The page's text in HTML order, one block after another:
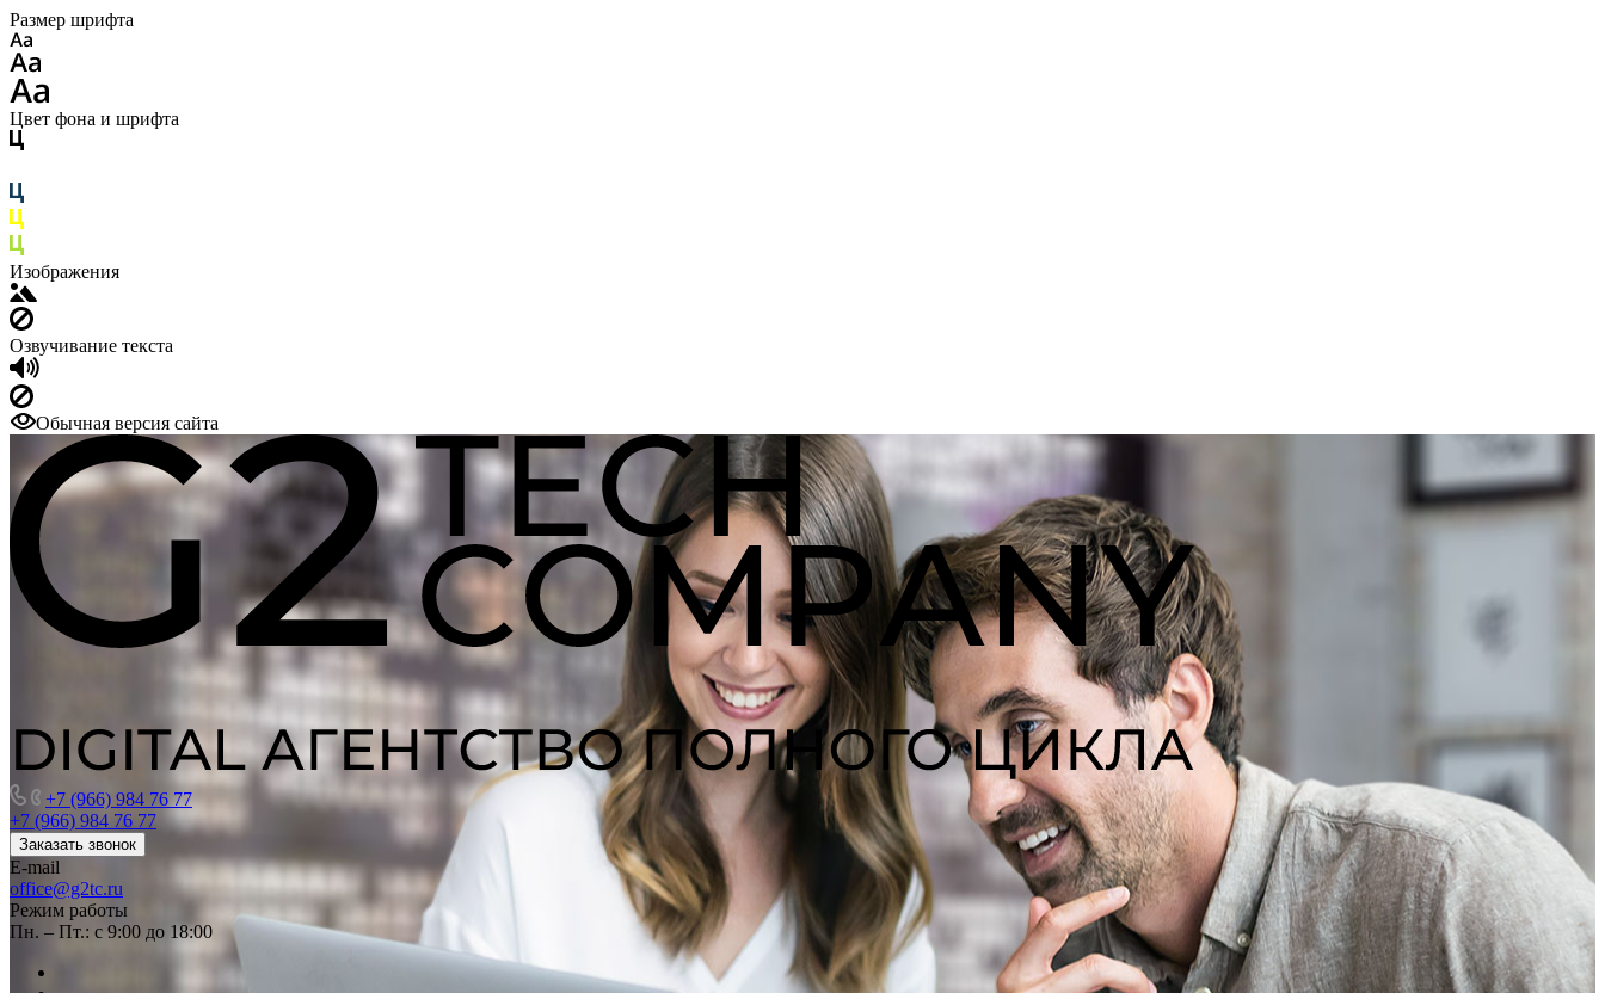
Размер шрифта
Цвет фона и шрифта
Изображения
Озвучивание текста
Обычная версия сайта
+7 (966) 984 76 77
+7 (966) 984 76 77
Заказать звонок
E-mail
office@g2tc.ru
Режим работы
Пн. – Пт.: с 9:00 до 18:00